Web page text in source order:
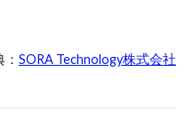
SORA Technology株式会社